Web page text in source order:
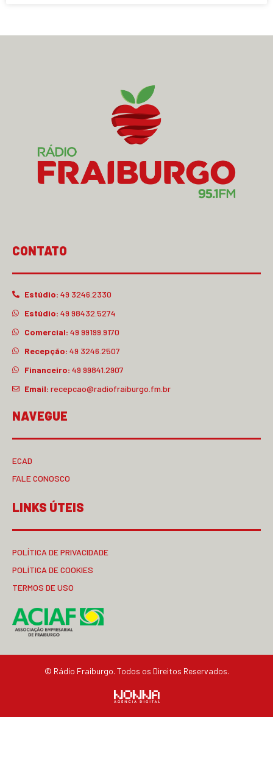
CONTATO
Estúdio: 49 3246.2330
Estúdio: 49 98432.5274
Comercial: 49 99199.9170
Recepção: 49 3246.2507
Financeiro: 49 99841.2907
Email: recepcao@radiofraiburgo.fm.br
NAVEGUE
ECAD
FALE CONOSCO
LINKS ÚTEIS
POLÍTICA DE PRIVACIDADE
POLÍTICA DE COOKIES
TERMOS DE USO
© Rádio Fraiburgo. Todos os Direitos Reservados.